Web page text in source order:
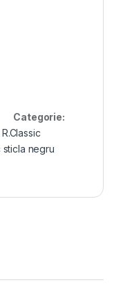
Categorie:
sticla negru